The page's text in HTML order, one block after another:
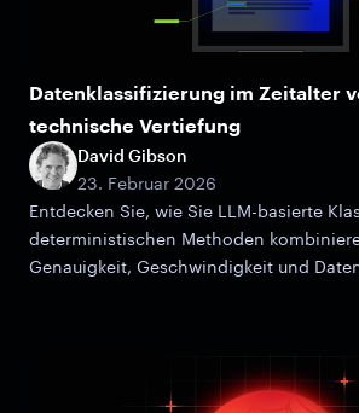
Datenklassifizierung im Zeitalter
technische Vertiefung
David Gibson
23. Februar 2026
Entdecken Sie, wie Sie LLM-basierte
deterministischen Methoden
Genauigkeit, Geschwindigkeit und